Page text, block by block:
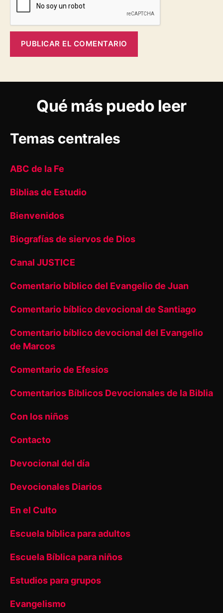
Qué más puedo leer
Temas centrales
ABC de la Fe
Biblias de Estudio
Bienvenidos
Biografías de siervos de Dios
Canal JUSTICE
Comentario bíblico del Evangelio de Juan
Comentario bíblico devocional de Santiago
Comentario bíblico devocional del Evangelio
de Marcos
Comentario de Efesios
Comentarios Bíblicos Devocionales de la Biblia
Con los niños
Contacto
Devocional del día
Devocionales Diarios
En el Culto
Escuela bíblica para adultos
Escuela Bíblica para niños
Estudios para grupos
Evangelismo